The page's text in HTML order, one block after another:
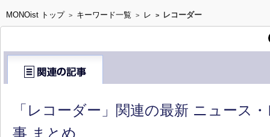
MONOist トップ > キーワード一覧 > レ > レコーダー
「レコーダー」関連の最新 ニュース
事 まとめ